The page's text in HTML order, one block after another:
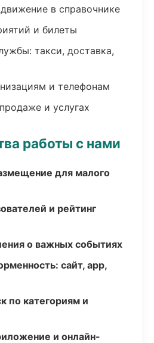
в справочнике
и билеты
такси, доставка,
и телефонам
и услугах
работы с нами
для малого
и рейтинг
о важных событиях
сайт, app,
по категориям и
и онлайн-